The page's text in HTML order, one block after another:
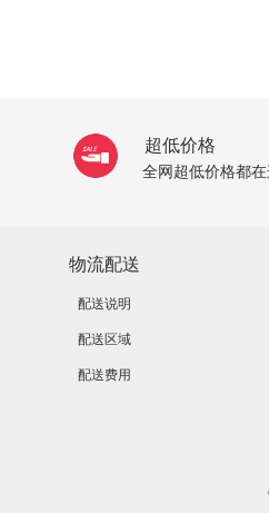
超低价格
全网超低价格都
物流配送
配送说明
配送区域
配送费用